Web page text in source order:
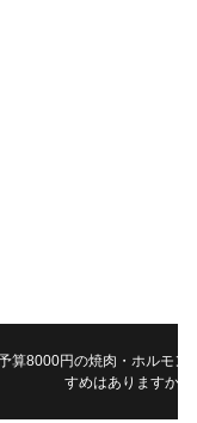
算8000円の焼肉・ホルモン
すめはありますか？